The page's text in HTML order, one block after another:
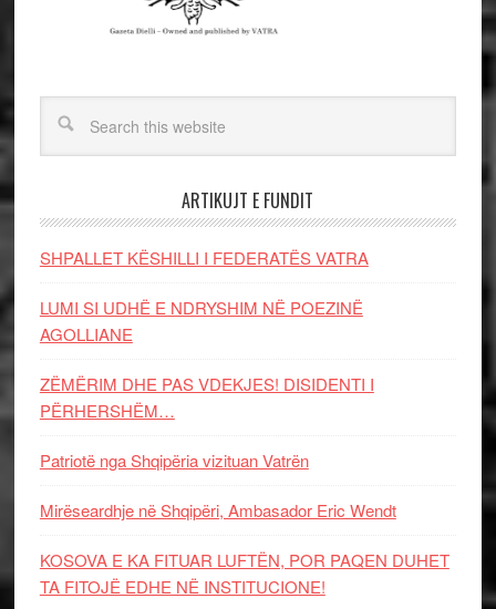
ARTIKUJT E FUNDIT
SHPALLET KËSHILLI I FEDERATËS VATRA
LUMI SI UDHË E NDRYSHIM NË POEZINË
AGOLLIANE
ZËMËRIM DHE PAS VDEKJES! DISIDENTI I
PËRHERSHËM…
Patriotë nga Shqipëria vizituan Vatrën
Mirëseardhje në Shqipëri, Ambasador Eric Wendt
KOSOVA E KA FITUAR LUFTËN, POR PAQEN DUHET
TA FITOJË EDHE NË INSTITUCIONE!